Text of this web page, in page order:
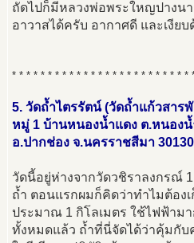
ถัดไปก็มีหลวงพ่อพระใหญปางน
อาวาสได้ครับ อากาศดี และเงีย
* * * * * * * * * * * * * * * * * * * * * * * * *
5. วัดถ้ำไตรรัตน์ (วัดถ้ำแก้วสาร
หมู่ 1 บ้านหนองน้ำแดง ต.หนองน้
อ.ปากช่อง จ.นครราชสีมา 30130
วัดนี้อยู่ห่างจากวัดวชิราลงกรณ์
ถ้ำ ตอนแรกผมก็คิดว่าทำไมต้อง
ประมาณ 1 กิโลเมตร ใช้ไฟฟ้าม
ทั้งหมดแล้ว ถ้ำที่นี่จัดได้ว่าคุ้มกับ